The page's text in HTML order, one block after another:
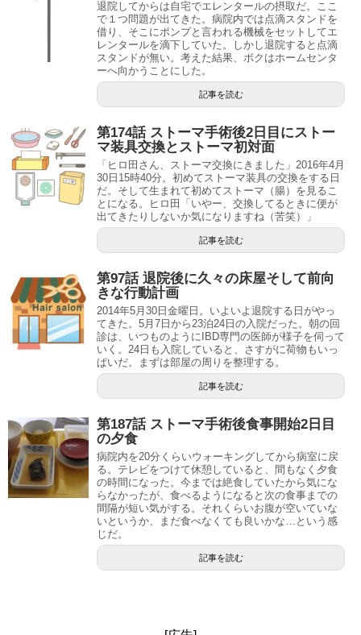
退院してからは自宅でエレンタールの摂取だ。ここ
で１つ問題が出てきた。病院内では点滴スタンドを
借り、そこにポンプと言われる機械をセットしてエ
レンタールを滴下していた。しかし退院すると点滴
スタンドが無い。考えた結果、ボクはホームセンタ
ーへ向かうことにした。
記事を読む
第174話 ストーマ手術後2日目にストー
マ装具交換とストーマ初対面
「ヒロ田さん、ストーマ交換にきました」2016年4月
30日15時40分。初めてストーマ装具の交換をする日
だ。そして生まれて初めてストーマ（腸）を見るこ
とになる。ヒロ田「いやー、交換してるときに便が
出てきたりしないか気になりますね（苦笑）」
記事を読む
第97話 退院後に久々の床屋そして前向
きな行動計画
2014年5月30日金曜日。いよいよ退院する日がやっ
てきた。5月7日から23泊24日の入院だった。朝の回
診は、いつものようにIBD専門の医師が様子を伺って
いく。24日も入院していると、さすがに荷物もいっ
ぱいだ。まずは部屋の周りを整理する。
記事を読む
第187話 ストーマ手術後食事開始2日目
の夕食
病院内を20分くらいウォーキングしてから病室に戻
る。テレビをつけて休憩していると、間もなく夕食
の時間になった。今までは絶食していたから気にな
らなかったが、食べるようになると次の食事までの
間隔が短い気がする。それくらいお腹が空いていな
いというか、まだ食べなくても良いかな…という感
じだ。
記事を読む